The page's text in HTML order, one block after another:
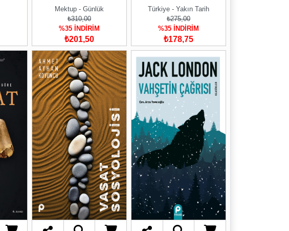
Mektup - Günlük
₺310,00
%35 İNDİRİM
₺201,50
Türkiye - Yakın Tarih
₺275,00
%35 İNDİRİM
₺178,75